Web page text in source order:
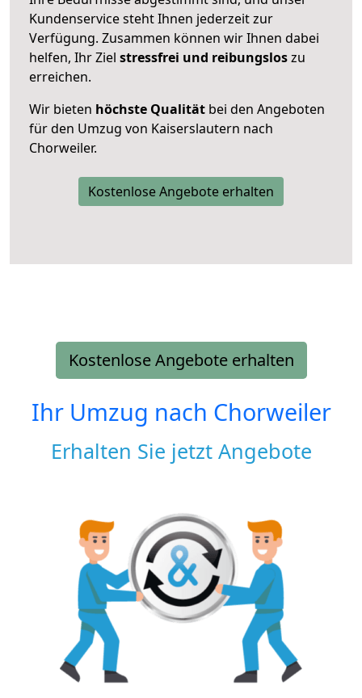
Kundenservice steht Ihnen jederzeit zur
Verfügung. Zusammen können wir Ihnen dabei
helfen, Ihr Ziel stressfrei und reibungsloszu
erreichen.
Wir bieten höchste Qualität bei den Angeboten
für den Umzug von Kaiserslautern nach
Chorweiler.
Kostenlose Angebote erhalten
Kostenlose Angebote erhalten
Ihr Umzug nach Chorweiler
Erhalten Sie jetzt Angebote